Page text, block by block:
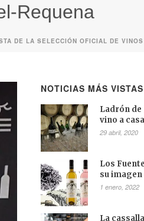
Requena
DE LA SELECCIÓN OFICIAL DE
NOTICIAS MÁS VISTAS
Ladrón de
vino a casa
29 abril, 2020
Los
su imagen
1 enero, 2022
La